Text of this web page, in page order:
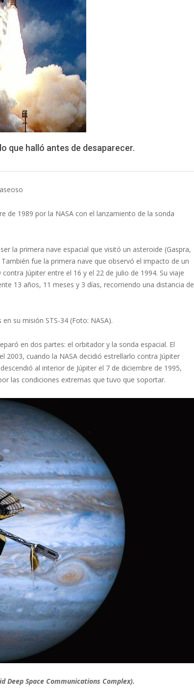
que halló antes de desaparecer.
de 1989 por la NASA con el lanzamiento de la sonda
la primera nave espacial que visitó un asteroide (Gaspra,
fue la primera nave que observó el impacto de un
Júpiter entre el 16 y el 22 de julio de 1994. Su viaje
13 años, 11 meses y 3 días, recorriendo una distancia de
su misión STS-34 (Foto: NASA).
en dos partes: el orbitador y la sonda espacial. El
cuando la NASA decidió estrellarlo contra Júpiter
al interior de Júpiter el 7 de diciembre de 1995,
las condiciones extremas que tuvo que soportar.
Deep Space Communications Complex).